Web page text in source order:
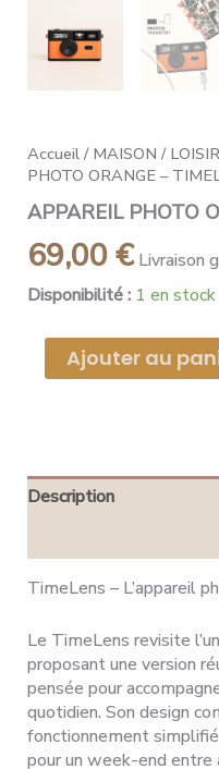
Accueil / MAISON /
PHOTO ORANGE –
APPAREIL PHOTO
69,00€ Livraison
Disponibilité : 1 en stock
Ajouter au
Description
TimeLens – L’appareil
Le TimeLens revisite
proposant une version
pensée pour
quotidien. Son design
fonctionnement
pour un week-end entre